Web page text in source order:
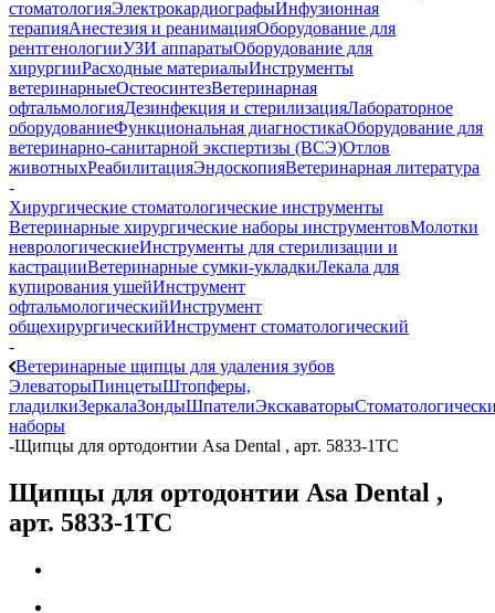
стоматологияЭлектрокардиографыИнфузионная
терапияАнестезия и реанимацияОборудование для
рентгенологииУЗИ аппаратыОборудование для
хирургииРасходные материалыИнструменты
ветеринарныеОстеосинтезВетеринарная
офтальмологияДезинфекция и стерилизацияЛабораторное
оборудованиеФункциональная диагностикаОборудование для
ветеринарно-санитарной экспертизы (ВСЭ)Отлов
животныхРеабилитацияЭндоскопияВетеринарная литература
-
Хирургические стоматологические инструменты
Ветеринарные хирургические наборы инструментовМолотки
неврологическиеИнструменты для стерилизации и
кастрацииВетеринарные сумки-укладкиЛекала для
купирования ушейИнструмент
офтальмологическийИнструмент
общехирургическийИнструмент стоматологический
-
Ветеринарные щипцы для удаления зубов
ЭлеваторыПинцетыШтопферы,
гладилкиЗеркалаЗондыШпателиЭкскаваторы
наборы
-Щипцы для ортодонтии Asa Dental , арт. 5833-1TC
Щипцы для ортодонтии Asa Dental ,
арт. 5833-1TC